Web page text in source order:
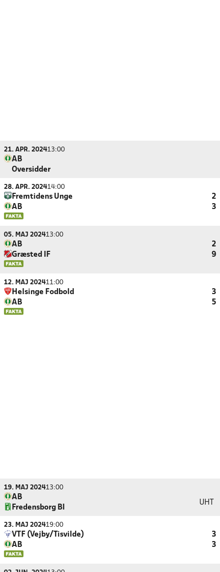
21. APR. 202413:00
AB
Oversidder
28. APR. 202414:00
Fremtidens Unge
2
AB
3
05. MAJ 202413:00
AB
2
Græsted IF
9
12. MAJ 202411:00
Helsinge Fodbold
3
AB
5
19. MAJ 202413:00
AB
Fredensborg BI
UHT
23. MAJ 202419:00
VTF (Vejby/Tisvilde)
3
AB
3